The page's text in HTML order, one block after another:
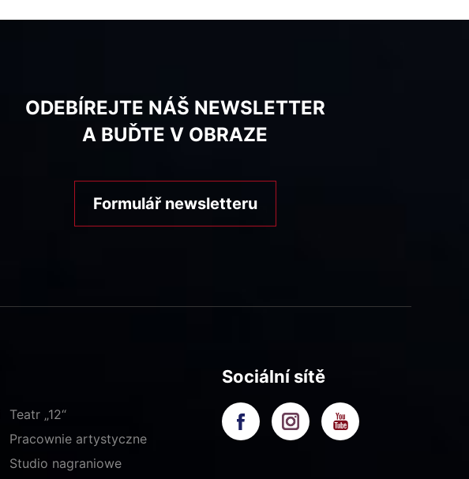
ODEBÍREJTE NÁŠ NEWSLETTER
A BUĎTE V OBRAZE
Formulář newsletteru
Teatr „12“
Pracownie artystyczne
Studio nagraniowe
Sociální sítě